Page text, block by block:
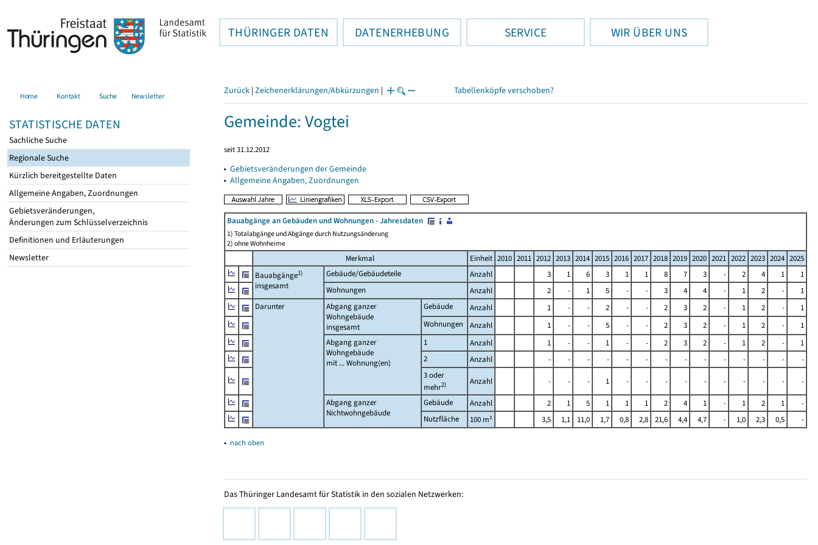
THÜRINGER DATEN DATENERHEBUNG SERVICE WIR ÜBER UNS
Home Kontakt Suche Newsletter
STATISTISCHE DATEN
Sachliche Suche
Regionale Suche
Kürzlich bereitgestellte Daten
Allgemeine Angaben, Zuordnungen
Gebietsveränderungen,
Änderungen zum Schlüsselverzeichnis
Definitionen und Erläuterungen
Newsletter
Zurück | Zeichenerklärungen/Abkürzungen | Tabellenköpfe verschoben?
Gemeinde: Vogtei
seit 31.12.2012
▸ Gebietsveränderungen der Gemeinde
▸ Allgemeine Angaben, Zuordnungen
Bauabgänge an Gebäuden und Wohnungen - Jahresdaten
1) Totalabgänge und Abgänge durch Nutzungsänderung
2) ohne Wohnheime
Merkmal Einheit 2010 2011 2012 2013 2014 2015 2016 2017 2018 2019 2020 2021 2022 2023 2024 2025
Bauabgänge1)
insgesamt
Gebäude/Gebäudeteile Anzahl 3 1 6 3 1 1 8 7 3 - 2 4 1
1
Wohnungen
Anzahl 2 - 1 5 - - 3 4 4 - 1 2 -
1
Darunter
Abgang ganzer
Wohngebäude
insgesamt
Gebäude Anzahl 1 - - 2 - - 2 3 2 - 1 2 -
1
Wohnungen
Anzahl 1 - - 5 - - 2 3 2 - 1 2 -
1
Abgang ganzer
Wohngebäude
mit ... Wohnung(en)
1 Anzahl 1 - - 1 - - 2 3 2 - 1 2 -
1
2
Anzahl - - - - - - - - - - - - -
-
3 oder
mehr2) Anzahl - - - 1 - - - - - - - - - -
Abgang ganzer
Nichtwohngebäude
Gebäude Anzahl 2 1 5 1 1 1 2 4 1 - 1 2 1
-
Nutzfläche
100 m² 3,5 1,1 11,0 1,7 0,8 2,8 21,6 4,4 4,7 - 1,0 2,3 0,5 -
▴ nach oben
Das Thüringer Landesamt für Statistik in den sozialen Netzwerken: